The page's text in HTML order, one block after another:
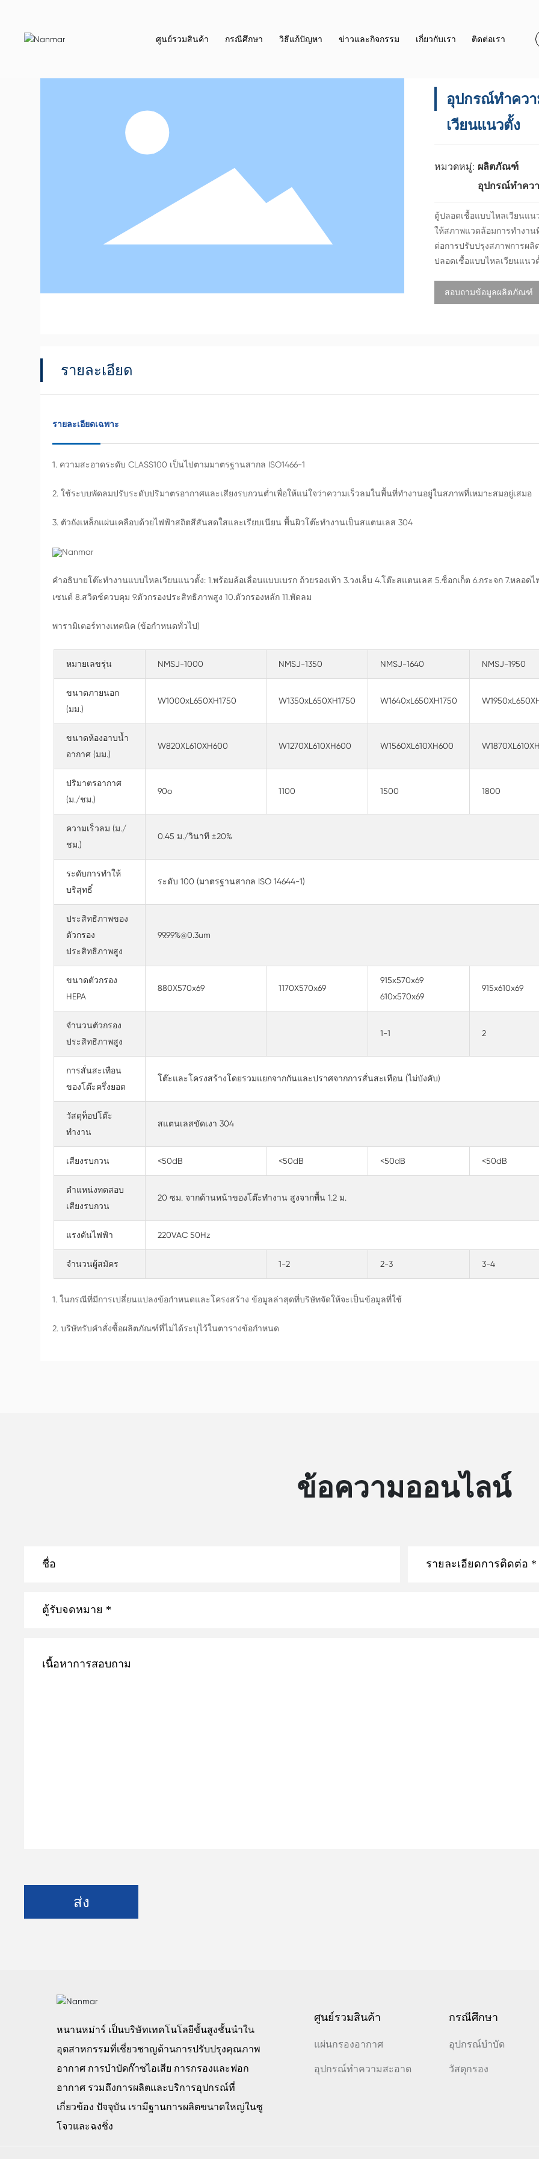
ศูนย์รวมสินค้า กรณีศึกษา วิธีแก้ปัญหา ข่าวและกิจกรรม เกี่ยวกับเรา ติดต่อเรา
อุปกรณ์ทำคว
เวียนแนวตั้ง
หมวดหมู่: ผลิตภัณฑ์
อุปกรณ์ทำคว
ตู้ปลอดเชื้อแบบไหลเวียนแ
ให้สภาพแวดล้อมการทำงา
ต่อการปรับปรุงสภาพการผ
ปลอดเชื้อแบบไหลเวียนแนว
ส่งออกในลักษณะการไหลเ
เพื่อให้แน่ใจว่าได้มาตรฐาน
สอบถามข้อมูลผลิตภัณฑ์
รายละเอียด
รายละเอียดเฉพาะ
1. ความสะอาดระดับ CLASS100 เป็นไปตามมาตรฐานสากล ISO1466-1
2. ใช้ระบบพัดลมปรับระดับปริมาตรอากาศและเสียงรบกวนต่ำเพื่อให้แน่ใจว่าความเร็วลมในพื้นที่ทำงานอยู่ในสภาพที่เหมาะสมอยู่เสมอ
3. ตัวถังเหล็กแผ่นเคลือบด้วยไฟฟ้าสถิตสีสันสดใสและเรียบเนียน พื้นผิวโต๊ะทำงานเป็นสแตนเลส 304
คำอธิบายโต๊ะทำงานแบบไหลเวียนแนวตั้ง: 1.พร้อมล้อเลื่อนแบบเบรก ถ้วยรองเท้า 3.วงเล็บ 4.โต๊ะสแตนเลส 5.ซ็อกเก็ต 6.กระจก 7.หลอดไ
เซนต์ 8.สวิตช์ควบคุม 9.ตัวกรองประสิทธิภาพสูง 10.ตัวกรองหลัก 11.พัดลม
พารามิเตอร์ทางเทคนิค (ข้อกำหนดทั่วไป)
หมายเลขรุ่น NMSJ-1000 NMSJ-1350 NMSJ-1640 NMSJ-1950
ขนาดภายนอก
(มม.)
W1000xL650XH1750 W1350xL650XH1750 W1640xL650XH1750
ขนาดห้องอาบน้ำ
อากาศ (มม.)
W820XL610XH600 W1270XL610XH600 W1560XL610XH600
ปริมาตรอากาศ
(ม./ชม.)
90o 1100 1500 1800
ความเร็วลม (ม./
ชม.)
0.45 ม./วินาที ±20%
ระดับการทำให้
บริสุทธิ์
ระดับ 100 (มาตรฐานสากล ISO 14644-1)
ประสิทธิภาพของ
ตัวกรอง
ประสิทธิภาพสูง
99.99%@0.3um
ขนาดตัวกรอง
HEPA
880X570x69 1170X570x69
915x570x69
610x570x69
915x610x69
จำนวนตัวกรอง
ประสิทธิภาพสูง
1-1 2
การสั่นสะเทือน
ของโต๊ะครึ่งยอด
โต๊ะและโครงสร้างโดยรวมแยกจากกันและปราศจากการสั่นสะเทือน (ไม่บังคับ)
วัสดุท็อปโต๊ะ
ทำงาน
สแตนเลสขัดเงา 304
เสียงรบกวน <50dB <50dB <50dB <50dB
ตำแหน่งทดสอบ
เสียงรบกวน
20 ซม. จากด้านหน้าของโต๊ะทำงาน สูงจากพื้น 1.2 ม.
แรงดันไฟฟ้า 220VAC 50Hz
จำนวนผู้สมัคร 1-2 2-3 3-4
1. ในกรณีที่มีการเปลี่ยนแปลงข้อกำหนดและโครงสร้าง ข้อมูลล่าสุดที่บริษัทจัดให้จะเป็นข้อมูลที่ใช้
2. บริษัทรับคำสั่งซื้อผลิตภัณฑ์ที่ไม่ได้ระบุไว้ในตารางข้อกำหนด
ข้อความออนไลน์
ส่ง
หนานหม่าร์ เป็นบริษัทเทคโนโลยีขั้นสูงชั้นนำใน
อุตสาหกรรมที่เชี่ยวชาญด้านการปรับปรุงคุณภาพ
อากาศ การบำบัดก๊าซไอเสีย การกรองและฟอก
อากาศ รวมถึงการผลิตและบริการอุปกรณ์ที่
เกี่ยวข้อง ปัจจุบัน เรามีฐานการผลิตขนาดใหญ่ในซู
โจวและฉงชิ่ง
ศูนย์รวมสินค้า
แผ่นกรองอากาศ
อุปกรณ์ทำความสะอาด
กรณีศึกษา
อุปกรณ์บำบัด
วัสดุกรอง